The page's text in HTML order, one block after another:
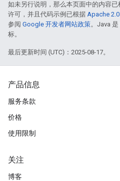
如未另行说明，那么本页面中的内容已
许可，并且代码示例已根据 Apache
参阅 Google 开发者网站政策。Java
标。
最后更新时间 (UTC)：2025-08-17。
产品信息
服务条款
价格
使用限制
关注
博客